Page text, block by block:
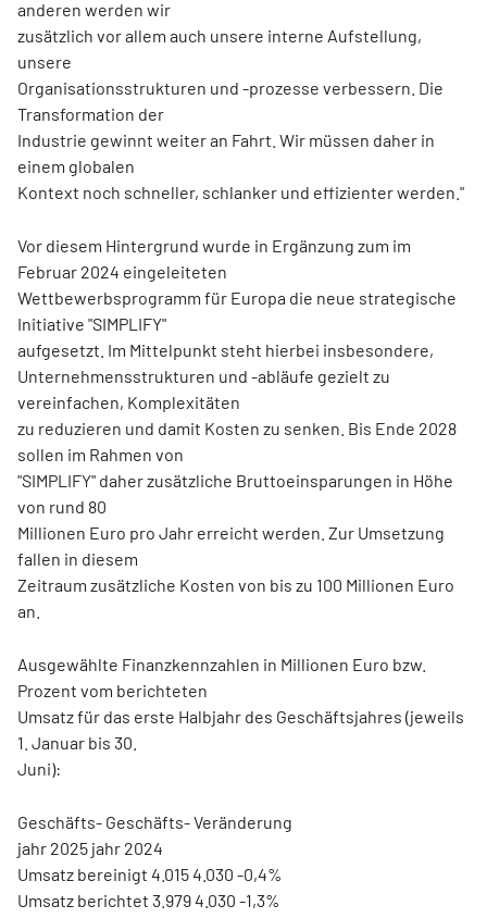
anderen werden wir
zusätzlich vor allem auch unsere interne Aufstellung,
unsere
Organisationsstrukturen und -prozesse verbessern. Die
Transformation der
Industrie gewinnt weiter an Fahrt. Wir müssen daher in
einem globalen
Kontext noch schneller, schlanker und effizienter werden."
Vor diesem Hintergrund wurde in Ergänzung zum im
Februar 2024 eingeleiteten
Wettbewerbsprogramm für Europa die neue strategische
Initiative "SIMPLIFY"
aufgesetzt. Im Mittelpunkt steht hierbei insbesondere,
Unternehmensstrukturen und -abläufe gezielt zu
vereinfachen, Komplexitäten
zu reduzieren und damit Kosten zu senken. Bis Ende 2028
sollen im Rahmen von
"SIMPLIFY" daher zusätzliche Bruttoeinsparungen in Höhe
von rund 80
Millionen Euro pro Jahr erreicht werden. Zur Umsetzung
fallen in diesem
Zeitraum zusätzliche Kosten von bis zu 100 Millionen Euro
an.
Ausgewählte Finanzkennzahlen in Millionen Euro bzw.
Prozent vom berichteten
Umsatz für das erste Halbjahr des Geschäftsjahres (jeweils
1. Januar bis 30.
Juni):
Geschäfts- Geschäfts- Veränderung
jahr 2025 jahr 2024
Umsatz bereinigt 4.015 4.030 -0,4%
Umsatz berichtet 3.979 4.030 -1,3%